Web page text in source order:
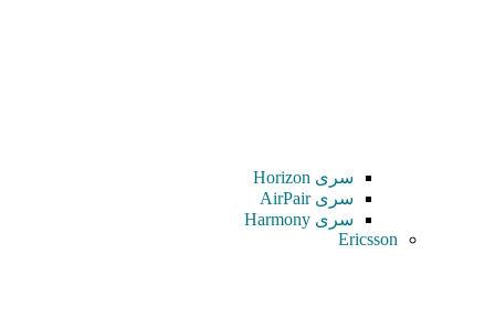
سری Horizon
سری AirPair
سری Harmony
Ericsson